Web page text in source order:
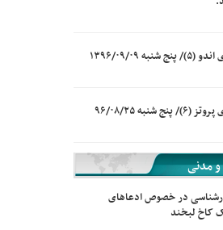
۱۳۹۶/۰۹/۰۹
شنبه ۹۶/۰۸/۲۵
مدنی
در خصوص ادعاهای
کاخ لبخند